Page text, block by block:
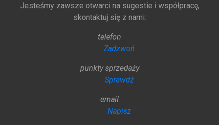
Jesteśmy zawsze otwarci na sugestie i współpracę,
skontaktuj się z nami:
telefon
Zadzwoń
punkty sprzedaży
Sprawdź
email
Napisz